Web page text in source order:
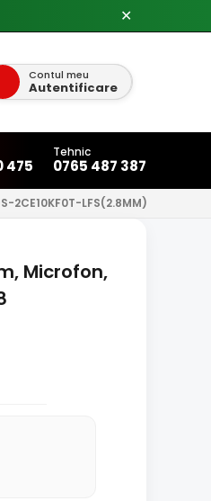
✕
Contul meu
Autentificare
475
Tehnic
0765 487 387
2CE10KF0T-LFS(2.8MM)
Microfon,